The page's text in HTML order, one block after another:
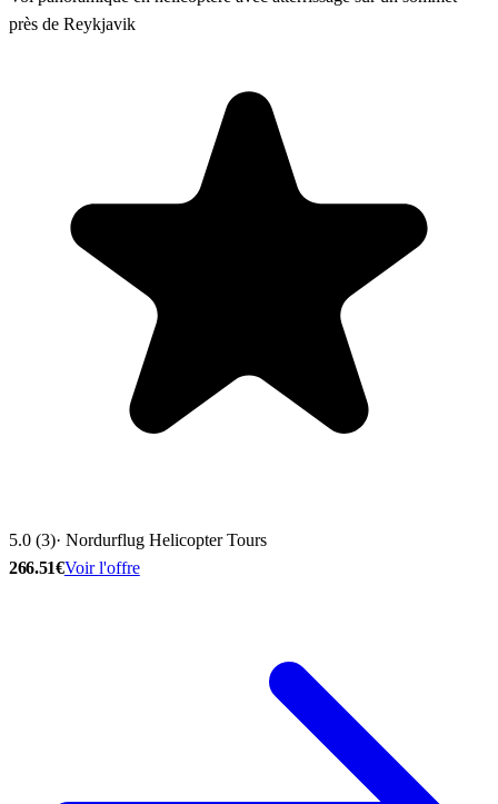
près de Reykjavik
5.0 (3)· Nordurflug Helicopter Tours
266.51€Voir l'offre